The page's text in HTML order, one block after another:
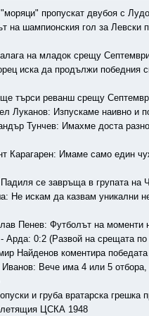
пропускат двубоя с
на шампионския гол за Левски
на младок срещу
иска да продължи победния
търси реванш срещу
Луканов: Изпускаме наивно и
Тунчев: Имахме доста
Карагарен: Имаме само един
се завръща в групата на
Не искам да казвам уникални
Пенев: Футболът на моменти
Арда: 0:2 (Развой на срещата по
Найденов коментира
Иванов: Вече има 4 или 5 отбора,
и груба вратарска грешка
ЦСКА 1948